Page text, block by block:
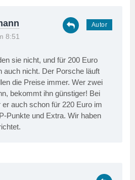
8:51
sie nicht, und für 200 Euro
auch nicht. Der Porsche läuft
die Preise immer. Wer zwei
bekommt ihn günstiger! Bei
auch schon für 220 Euro im
Punkte und Extra. Wir haben